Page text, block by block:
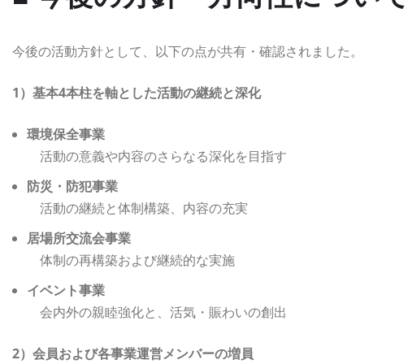
今後の活動方針として、以下の点が共有・確認されました。
1）基本4本柱を軸とした活動の継続と深化
環境保全事業
活動の意義や内容のさらなる深化を目指す
防災・防犯事業
活動の継続と体制構築、内容の充実
居場所交流会事業
体制の再構築および継続的な実施
イベント事業
会内外の親睦強化と、活気・賑わいの創出
2）会員および各事業運営メンバーの増員